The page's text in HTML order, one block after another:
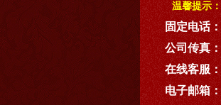
温馨提示：
固定电话：
公司传真：
在线客服：
电子邮箱：